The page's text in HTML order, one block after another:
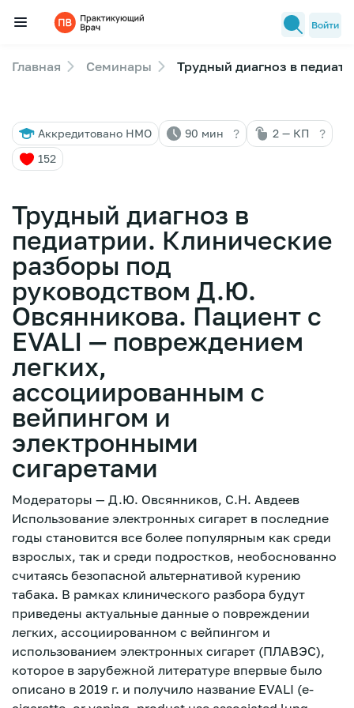
Семинары
Лекторы
FAQ
Зарегистрироваться
Войти
Главная Семинары Трудный диагноз в
Аккредитовано НМО 90 мин ? 2 — КП ?
152
Трудный диагноз в
педиатрии. Клинические
разборы под
руководством Д.Ю.
Овсянникова. Пациент с
EVALI — повреждением
легких,
ассоциированным с
вейпингом и
электронными
сигаретами
Модераторы — Д.Ю. Овсянников, С.Н. Авдеев
Использование электронных сигарет в последние
годы становится все более популярным как среди
взрослых, так и среди подростков, необоснованно
считаясь безопасной альтернативой курению
табака. В рамках клинического разбора будут
приведены актуальные данные о повреждении
легких, ассоциированном с вейпингом и
использованием электронных сигарет (ПЛАВЭС),
которое в зарубежной литературе впервые было
описано в 2019 г. и получило название EVALI (e-